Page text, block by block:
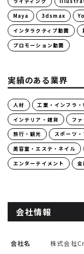
Maya 3dsmax
インタラクティブ動画
プロモーション動画
実績のある業界
人材 工業・インフラ・
インテリア・雑貨 フ
旅行・観光 スポーツ
美容室・エステ・ネイル
エンターテイメント
会社情報
会社名 株式会社